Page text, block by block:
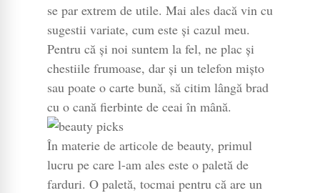
se par extrem de utile. Mai ales dacă vin cu
sugestii variate, cum este și cazul meu.
Pentru că și noi suntem la fel, ne plac și
chestiile frumoase, dar și un telefon mișto
sau poate o carte bună, să citim lângă brad
cu o cană fierbinte de ceai în mână.
În materie de articole de beauty, primul
lucru pe care l-am ales este o paletă de
farduri. O paletă, tocmai pentru că are un